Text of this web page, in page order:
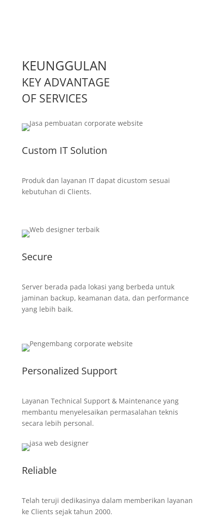
KEUNGGULAN
KEY ADVANTAGE
OF SERVICES
Custom IT Solution
Produk dan layanan IT dapat dicustom sesuai
kebutuhan di Clients.
Secure
Server berada pada lokasi yang berbeda untuk
jaminan backup, keamanan data, dan performance
yang lebih baik.
Personalized Support
Layanan Technical Support & Maintenance yang
membantu menyelesaikan permasalahan teknis
secara lebih personal.
Reliable
Telah teruji dedikasinya dalam memberikan layanan
ke Clients sejak tahun 2000.